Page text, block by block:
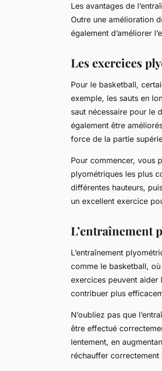
Les avantages de
Outre une amélioration
également d’améliorer
Les exercices
Pour le basketball,
exemple, les sauts en
saut nécessaire pour le
également être
force de la partie
Pour commencer, vous
plyométriques les plus
différentes hauteurs,
un excellent exercice
L’entraînement
L’entraînement
comme le basketball, où
exercices peuvent aider
contribuer plus
N’oubliez pas que
être effectué
lentement, en
réchauffer